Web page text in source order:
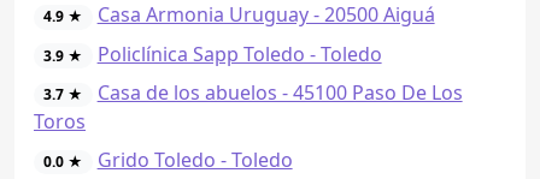
4.9 ★ Casa Armonia Uruguay - 20500 Aiguá
3.9 ★ Policlínica Sapp Toledo - Toledo
3.7 ★
Casa de los abuelos - 45100 Paso De Los
Toros
0.0 ★ Grido Toledo - Toledo